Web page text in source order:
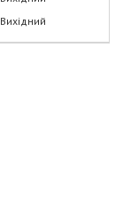
Вихідний